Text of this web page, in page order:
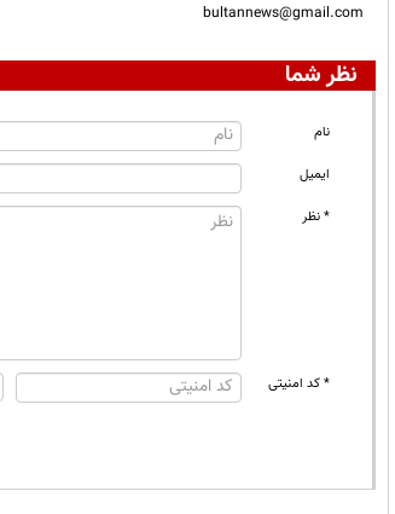
bultannews@gmail.com
نظر شما
نام
ایمیل
* نظر
* کد امنیتی